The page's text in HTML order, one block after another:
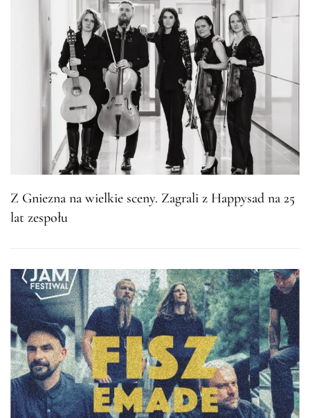
Z Gniezna na wielkie sceny. Zagrali z Happysad na 25
lat zespołu